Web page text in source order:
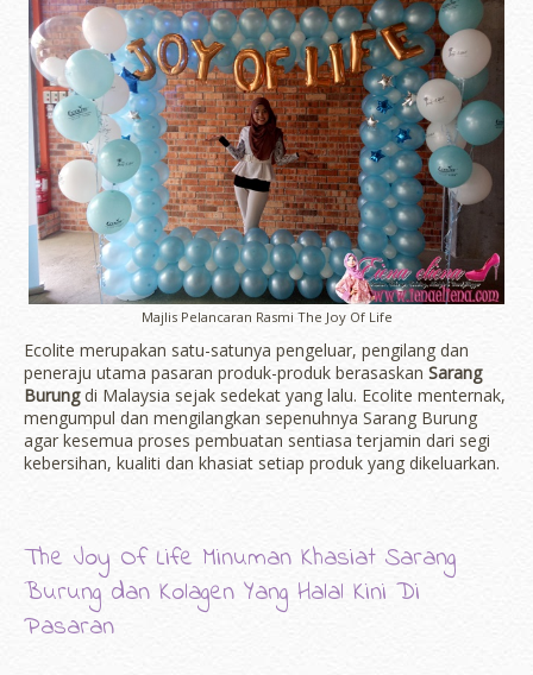
Majlis Pelancaran Rasmi The Joy Of Life
Ecolite merupakan satu-satunya pengeluar, pengilang dan
peneraju utama pasaran produk-produk berasaskan Sarang
Burungdi Malaysia sejak sedekat yang lalu. Ecolite menternak,
mengumpul dan mengilangkan sepenuhnya Sarang Burung
agar kesemua proses pembuatan sentiasa terjamin dari segi
kebersihan, kualiti dan khasiat setiap produk yang dikeluarkan.
The Joy Of Life Minuman Khasiat Sarang
Burung dan Kolagen Yang Halal Kini Di
Pasaran